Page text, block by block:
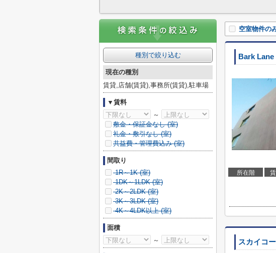
空室物件の
Bark
所在階
スカイコ
種別で絞り込む
現在の種別
賃貸,店舗(賃貸),事務所(賃貸),駐車場
▼賃料
～
敷金・保証金なし (室)
礼金・敷引なし (室)
共益費・管理費込み (室)
間取り
1R～1K (室)
1DK～1LDK (室)
2K～2LDK (室)
3K～3LDK (室)
4K～4LDK以上 (室)
面積
～